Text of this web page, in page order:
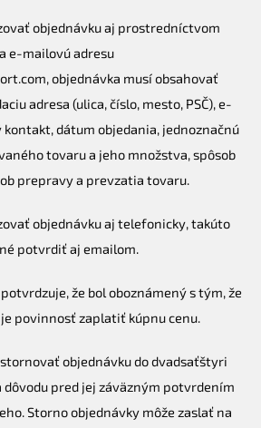
objednávku aj prostredníctvom
e-mailovú adresu
objednávka musí obsahovať
adresa (ulica, číslo, mesto, PSČ), e-
dátum objedania, jednoznačnú
tovaru a jeho množstva, spôsob
prepravy a prevzatia tovaru.
objednávku aj telefonicky, takúto
potvrdiť aj emailom.
že bol oboznámený s tým, že
povinnosť zaplatiť kúpnu cenu.
objednávku do dvadsaťštyri
dôvodu pred jej záväzným potvrdením
Storno objednávky môže zaslať na